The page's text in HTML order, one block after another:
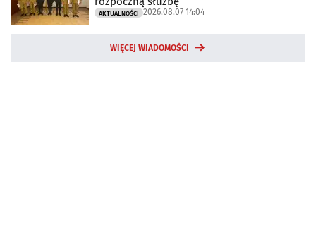
AKTUALNOŚCI 2026.08.07 14:04
WIĘCEJ WIADOMOŚCI